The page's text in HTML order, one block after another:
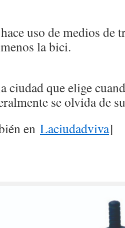
uso de medios de
la bici.
ciudad que elige
se olvida de
en Laciudadviva]